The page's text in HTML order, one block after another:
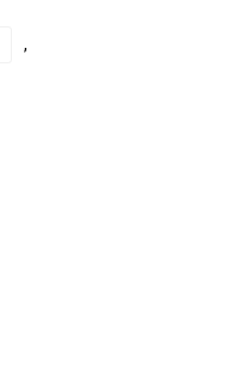
,